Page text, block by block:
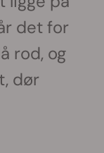
det for
rod, og
dør